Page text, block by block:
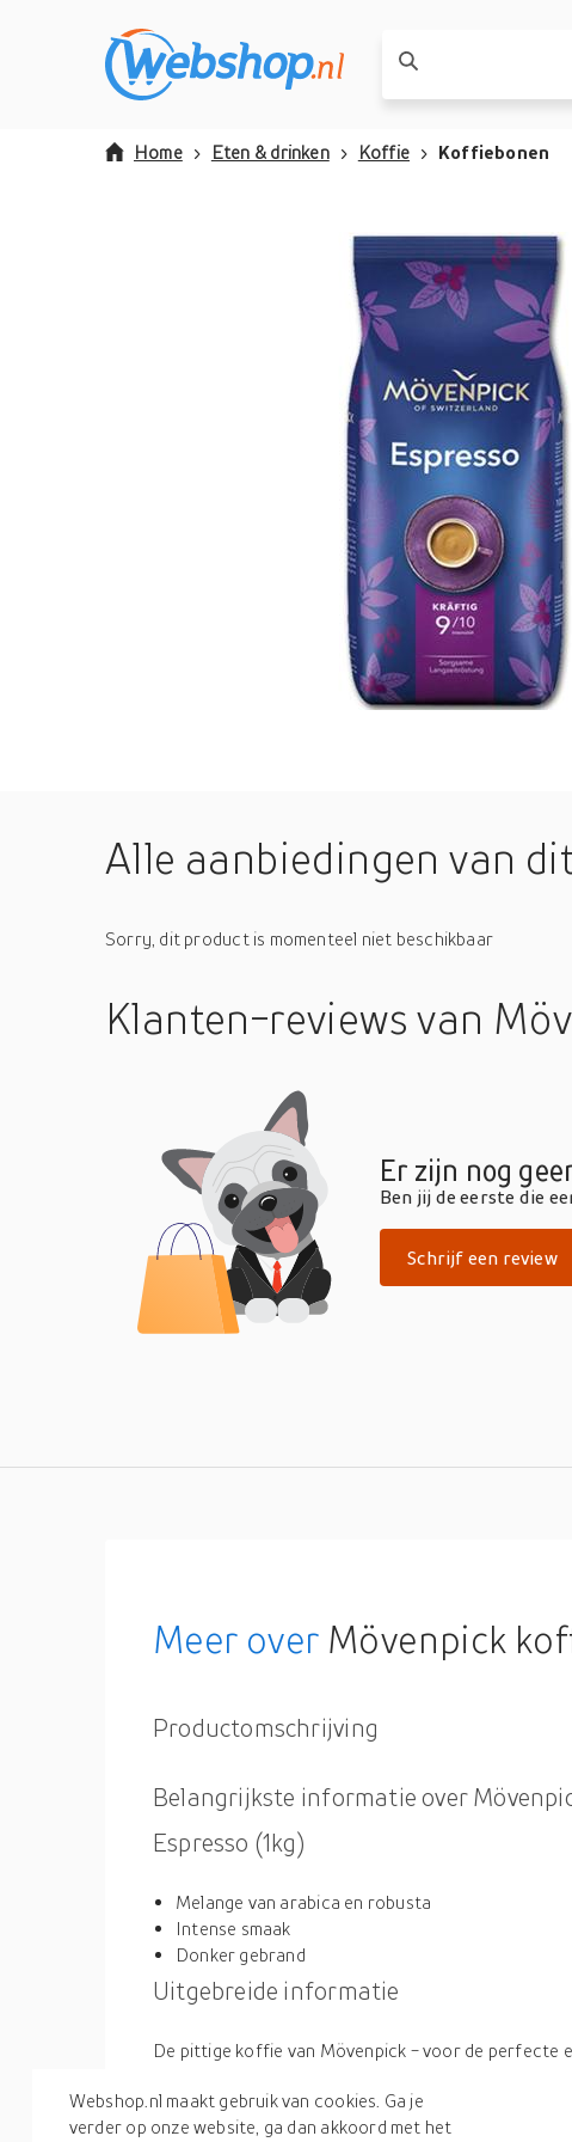
Home Eten & drinken Koffie Koffiebonen
Alle aanbiedingen van
Sorry, dit product is momenteel niet beschikbaar
Klanten-reviewsvan
Er zijn nog
Ben jij de eerste die
Schrijf een review
Meer over Mövenpick
Productomschrijving
Belangrijkste informatie over
Espresso (1kg)
Melange van arabica en robusta
Intense smaak
Donker gebrand
Uitgebreide informatie
De pittige koffie van Mövenpick - voor de perfecte
intensiteit en een concentratie van verkwikkende
een intense smaakervaring in zowel kleine als grote
Productspecificaties
Webshop.nl maakt gebruik van cookies. Ga je
verder op onze website, ga dan akkoord met het